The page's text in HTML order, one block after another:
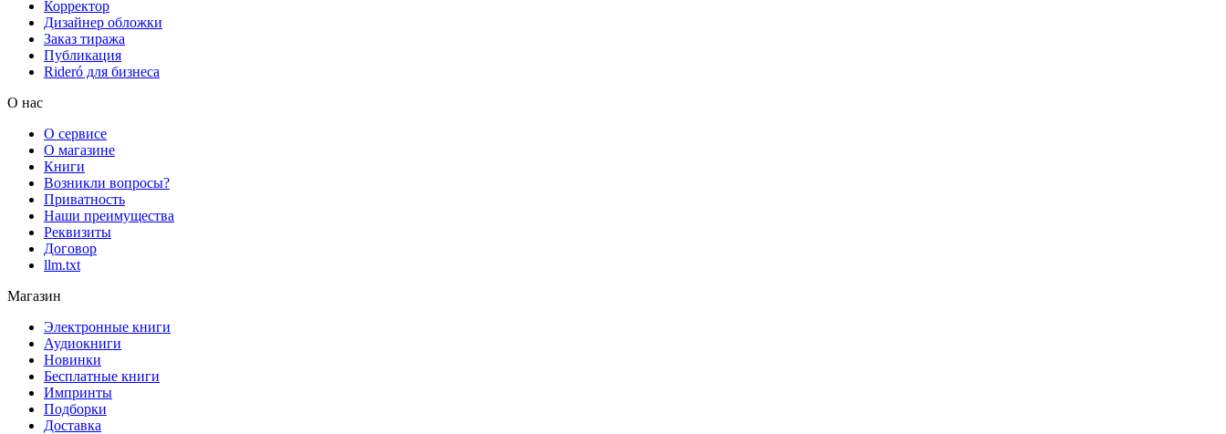
Корректор
Дизайнер обложки
Заказ тиража
Публикация
Rideró для бизнеса
О нас
О сервисе
О магазине
Книги
Возникли вопросы?
Приватность
Наши преимущества
Реквизиты
Договор
llm.txt
Магазин
Электронные книги
Аудиокниги
Новинки
Бесплатные книги
Импринты
Подборки
Доставка